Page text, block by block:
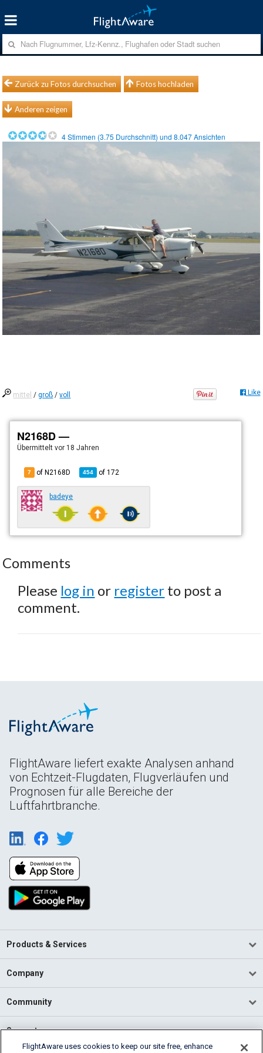
Zurück zu Fotos durchsuchen Fotos hochladen
Anderen zeigen
4Stimmen (3.75 Durchschnitt) und8.047Ansichten
mittel /groß /voll Like
N2168D —
Übermitteltvor 18 Jahren
7 of N2168D 454 of172
badeye
Comments
Please log in or register to post a
comment.
FlightAware liefert exakte Analysen anhand
von Echtzeit-Flugdaten, Flugverläufen und
Prognosen für alle Bereiche der
Luftfahrtbranche.
Products & Services
Company
Community
Support
FlightAware uses cookies to keep our site free, enhance